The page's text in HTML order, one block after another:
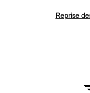
Reprise